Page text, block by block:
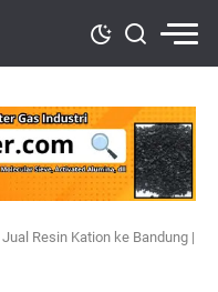
Jual Resin Kation ke Bandung |